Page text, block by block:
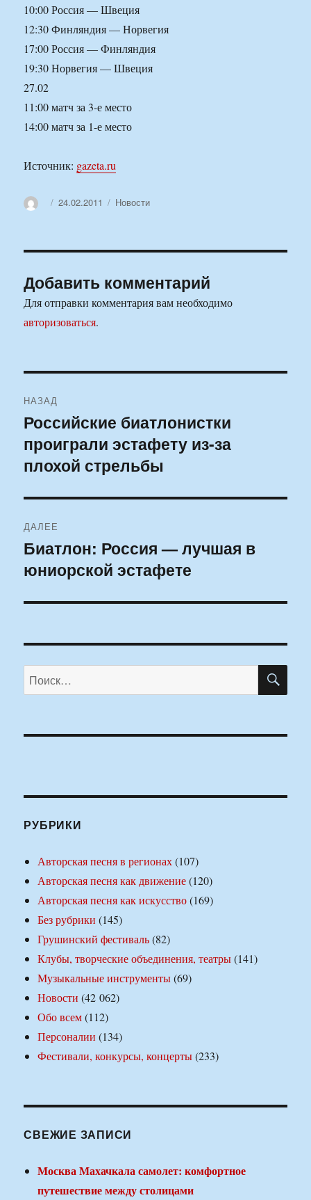
10:00 Россия — Швеция
12:30 Финляндия — Норвегия
17:00 Россия — Финляндия
19:30 Норвегия — Швеция
27.02
11:00 матч за 3-е место
14:00 матч за 1-е место
Источник: gazeta.ru
АвторОпубликовано
24.02.2011 Рубрики
Новости
Добавить комментарий
Для отправки комментария вам необходимо
авторизоваться.
по
записям
НАЗАД
Предыдущая
запись:
Российские биатлонистки
проиграли эстафету из-за
плохой стрельбы
ДАЛЕЕ
Следующая
запись:
Биатлон: Россия — лучшая в
юниорской эстафете
Искать:
РУБРИКИ
Авторская песня в регионах(107)
Авторская песня как движение(120)
Авторская песня как искусство(169)
Без рубрики (145)
Грушинский фестиваль(82)
Клубы, творческие объединения, театры(141)
Музыкальные инструменты(69)
Новости (42 062)
Обо всем(112)
Персоналии (134)
Фестивали, конкурсы, концерты(233)
СВЕЖИЕ ЗАПИСИ
Москва Махачкала самолет: комфортное
путешествие между столицами